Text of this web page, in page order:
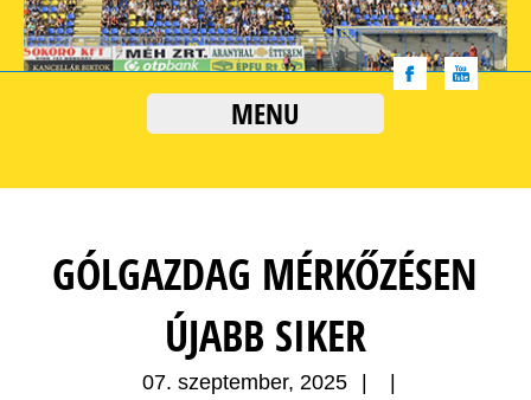
MENU
GÓLGAZDAG MÉRKŐZÉSEN
ÚJABB SIKER
07. szeptember, 2025